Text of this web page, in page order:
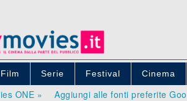
Film Serie Festival Cinema
ONE » Aggiungi alle fonti preferite